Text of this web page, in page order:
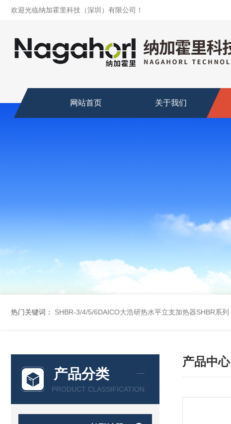
欢迎光临纳加霍里科技（深圳）有限公司！
网站首页 关于我们
热门关键词： SHBR-3/4/5/6DAICO大浩研热水平立支加热器SHBR系列
产品分类
PRODUCT CLASSIFICATION
产品中心